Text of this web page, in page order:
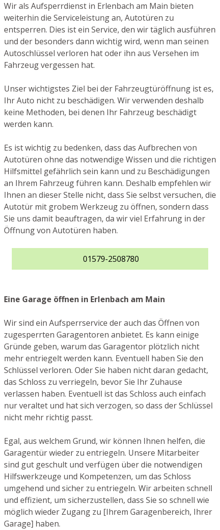
Wir als Aufsperrdienst in Erlenbach am Main bieten
weiterhin die Serviceleistung an, Autotüren zu
entsperren. Dies ist ein Service, den wir täglich ausführen
und der besonders dann wichtig wird, wenn man seinen
Autoschlüssel verloren hat oder ihn aus Versehen im
Fahrzeug vergessen hat.
Unser wichtigstes Ziel bei der Fahrzeugtüröffnung ist es,
Ihr Auto nicht zu beschädigen. Wir verwenden deshalb
keine Methoden, bei denen Ihr Fahrzeug beschädigt
werden kann.
Es ist wichtig zu bedenken, dass das Aufbrechen von
Autotüren ohne das notwendige Wissen und die richtigen
Hilfsmittel gefährlich sein kann und zu Beschädigungen
an Ihrem Fahrzeug führen kann. Deshalb empfehlen wir
Ihnen an dieser Stelle nicht, dass Sie selbst versuchen, die
Autotür mit grobem Werkzeug zu öffnen, sondern dass
Sie uns damit beauftragen, da wir viel Erfahrung in der
Öffnung von Autotüren haben.
01579-2508780
Eine Garage öffnen in Erlenbach am Main
Wir sind ein Aufsperrservice der auch das Öffnen von
zugesperrten Garagentoren anbietet. Es kann einige
Gründe geben, warum das Garagentor plötzlich nicht
mehr entriegelt werden kann. Eventuell haben Sie den
Schlüssel verloren. Oder Sie haben nicht daran gedacht,
das Schloss zu verriegeln, bevor Sie Ihr Zuhause
verlassen haben. Eventuell ist das Schloss auch einfach
nur veraltet und hat sich verzogen, so dass der Schlüssel
nicht mehr richtig passt.
Egal, aus welchem Grund, wir können Ihnen helfen, die
Garagentür wieder zu entriegeln. Unsere Mitarbeiter
sind gut geschult und verfügen über die notwendigen
Hilfswerkzeuge und Kompetenzen, um das Schloss
umgehend und sicher zu entriegeln. Wir arbeiten schnell
und effizient, um sicherzustellen, dass Sie so schnell wie
möglich wieder Zugang zu [Ihrem Garagenbereich, Ihrer
Garage] haben.